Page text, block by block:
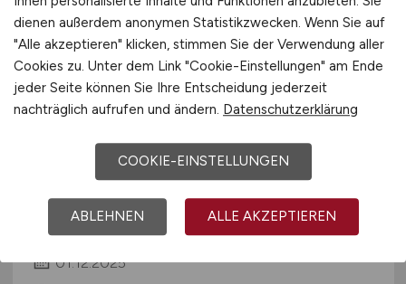
Marketing Manager(m/w/d)
Hays
01.12.2025
dienen außerdem anonymen Statistikzwecken. Wenn Sie auf
"Alle akzeptieren" klicken, stimmen Sie der Verwendung aller
Cookies zu. Unter dem Link "Cookie-Einstellungen" am Ende
jeder Seite können Sie Ihre Entscheidung jederzeit
nachträglich aufrufen und ändern. Datenschutzerklärung
COOKIE-EINSTELLUNGEN
ABLEHNEN ALLE AKZEPTIEREN